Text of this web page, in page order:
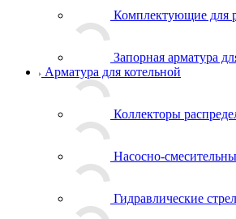
Комплектующие для
Запорная арматура
Арматура для котельной
Коллекторы
Насосно-
Гидравлические